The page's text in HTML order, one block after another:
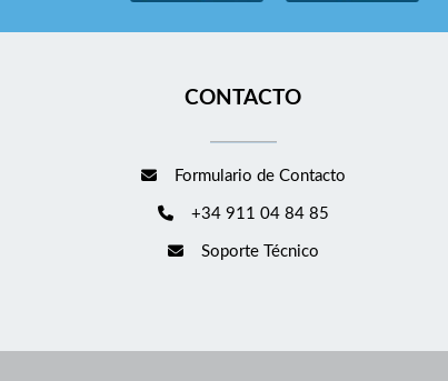
CONTACTO
Formulario de Contacto
+34 911 04 84 85
Soporte Técnico